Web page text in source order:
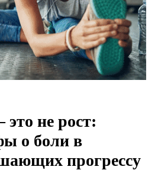
не рост:
о боли в
прогрессу